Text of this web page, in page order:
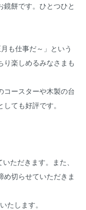
餅です。ひとつひと
も仕事だ～」という
り楽しめるみなさまも
コースターや木製の台
ても好評です。
いただきます。また、
切らせていただきま
いたします。